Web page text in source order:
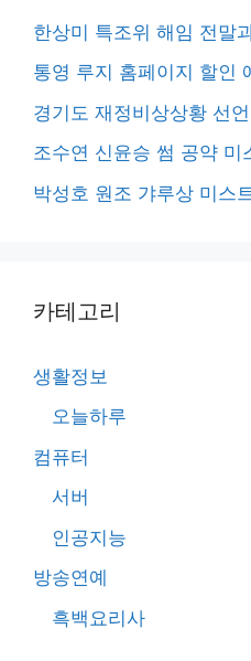
한상미 특조위 해임 전말
통영 루지 홈페이지 할인
경기도 재정비상상황 선
조수연 신윤승 썸 공약 미
박성호 원조 갸루상 미스
카테고리
생활정보
오늘하루
컴퓨터
서버
인공지능
방송연예
흑백요리사